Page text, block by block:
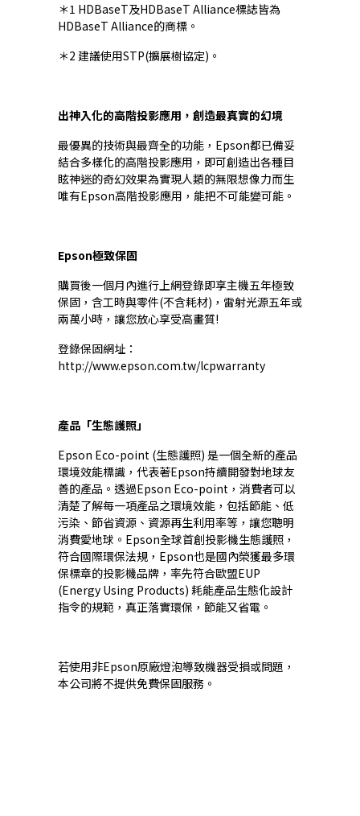
＊1 HDBaseT及HDBaseT Alliance標誌皆為
HDBaseT Alliance的商標。
＊2 建議使用STP(擴展樹協定)。
出神入化的高階投影應用，創造最真實的幻境
最優異的技術與最齊全的功能，Epson都已備妥
結合多樣化的高階投影應用，即可創造出各種目
眩神迷的奇幻效果為實現人類的無限想像力而生
唯有Epson高階投影應用，能把不可能變可能。
Epson極致保固
購買後一個月內進行上網登錄即享主機五年極致
保固，含工時與零件(不含耗材)，雷射光源五年或
兩萬小時，讓您放心享受高畫質!
登錄保固網址：
http://www.epson.com.tw/lcpwarranty
產品「生態護照」
Epson Eco-point (生態護照) 是一個全新的產品
環境效能標識，代表著Epson持續開發對地球友
善的產品。透過Epson Eco-point，消費者可以
清楚了解每一項產品之環境效能，包括節能、低
污染、節省資源、資源再生利用率等，讓您聰明
消費愛地球。Epson全球首創投影機生態護照，
符合國際環保法規，Epson也是國內榮獲最多環
保標章的投影機品牌，率先符合歐盟EUP
(Energy Using Products) 耗能產品生態化設計
指令的規範，真正落實環保，節能又省電。
若使用非Epson原廠燈泡導致機器受損或問題，
本公司將不提供免費保固服務。